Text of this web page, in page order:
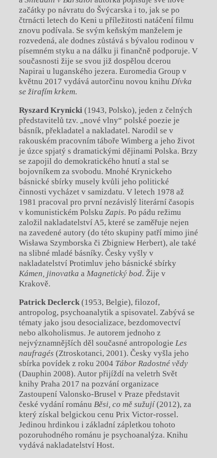
začátky po návratu do Švýcarska i to, jak se po
čtrnácti letech do Keni u příležitosti natáčení filmu
znovu podívala. Se svým keňským manželem je
rozvedená, ale dodnes zůstává s bývalou rodinou v
písemném styku a na dálku ji finančně podporuje. V
současnosti žije se svou již dospělou dcerou
Napirai u luganského jezera. Euromedia Group v
květnu 2017 vydává autorčinu novou knihu Dívka
se žirafím krkem.
Ryszard Krynicki (1943, Polsko), jeden z čelných
představitelů tzv. „nové vlny“ polské poezie je
básník, překladatel a nakladatel. Narodil se v
rakouském pracovním táboře Wimberg a jeho život
je úzce spjatý s dramatickými dějinami Polska. Brzy
se zapojil do demokratického hnutí a stal se
bojovníkem za svobodu. Mnohé Krynickeho
básnické sbírky musely kvůli jeho politické
činnosti vycházet v samizdatu. V letech 1978 až
1981 pracoval pro první nezávislý literární časopis
v komunistickém Polsku Zapis. Po pádu režimu
založil nakladatelství A5, které se zaměřuje nejen
na zavedené autory (do této skupiny patří mimo jiné
Wisława Szymborska či Zbigniew Herbert), ale také
na slibné mladé básníky. Česky vyšly v
nakladatelství Protimluv jeho básnické sbírky
Kámen, jinovatka a Magnetický bod. Žije v
Krakově.
Patrick Declerck(1953, Belgie), filozof,
antropolog, psychoanalytik a spisovatel. Zabývá se
tématy jako jsou desocializace, bezdomovectví
nebo alkoholismus. Je autorem jednoho z
nejvýznamnějších děl současné antropologie Les
naufragés (Ztroskotanci, 2001). Česky vyšla jeho
sbírka povídek z roku 2004 Tábor Radostné vědy
(Dauphin 2008). Autor přijíždí na veletrh Svět
knihy Praha 2017 na pozvání organizace
Zastoupení Valonsko-Brusel v Praze představit
české vydání románu Běsi, co mě sužují(2012), za
který získal belgickou cenu Prix Victor-rossel.
Jedinou hrdinkou i základní zápletkou tohoto
pozoruhodného románu je psychoanalýza. Knihu
vydává nakladatelství Host.